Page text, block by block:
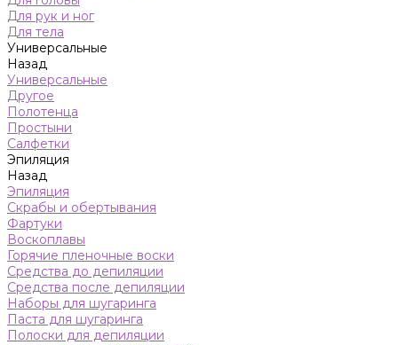
Для рук и ног
Для тела
Универсальные
Назад
Универсальные
Другое
Полотенца
Простыни
Салфетки
Эпиляция
Назад
Эпиляция
Скрабы и обертывания
Фартуки
Воскоплавы
Горячие пленочные воски
Средства до депиляции
Средства после депиляции
Наборы для шугаринга
Паста для шугаринга
Полоски для депиляции